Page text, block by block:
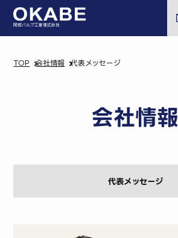
岡部バルブ工業株式会社
TOP 会社情報 代表メッセージ
会社情報